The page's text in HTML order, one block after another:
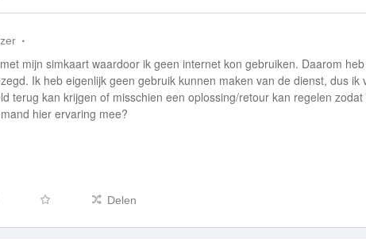
mijn simkaart waardoor ik geen internet kon gebruiken. Daarom
Ik heb eigenlijk geen gebruik kunnen maken van de dienst, dus ik
terug kan krijgen of misschien een oplossing/retour kan regelen zodat
hier ervaring mee?
Delen